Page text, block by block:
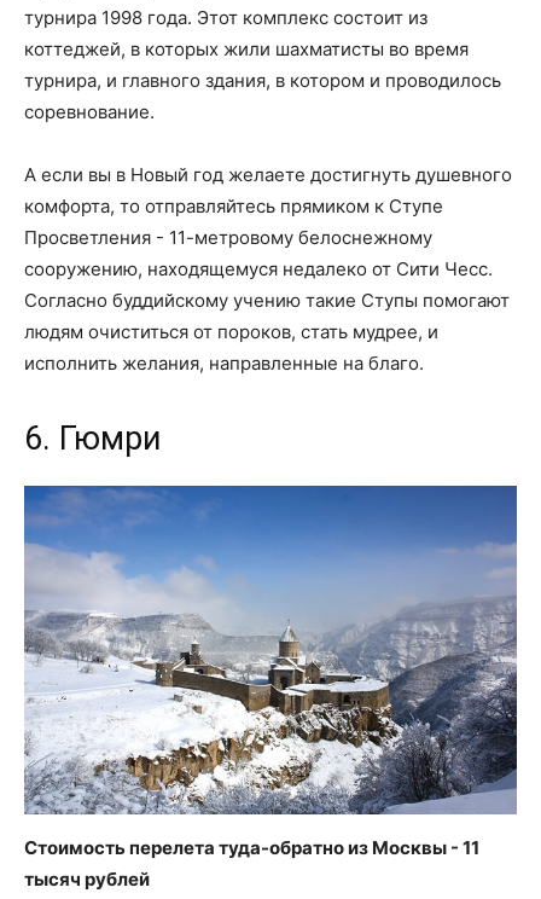
турнира 1998 года. Этот комплекс состоит из
коттеджей, в которых жили шахматисты во время
турнира, и главного здания, в котором и проводилось
соревнование.
А если вы в Новый год желаете достигнуть душевного
комфорта, то отправляйтесь прямиком к Ступе
Просветления - 11-метровому белоснежному
сооружению, находящемуся недалеко от Сити Чесс.
Согласно буддийскому учению такие Ступы помогают
людям очиститься от пороков, стать мудрее, и
исполнить желания, направленные на благо.
6. Гюмри
Стоимость перелета туда-обратно из Москвы - 11
тысяч рублей